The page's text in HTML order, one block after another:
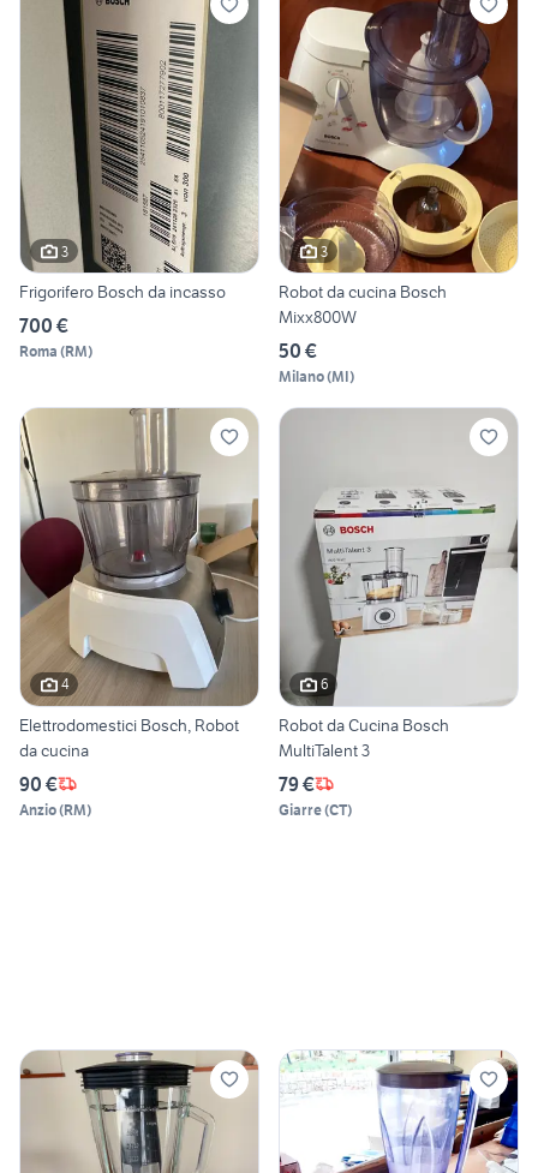
3
Frigorifero Bosch da incasso
700 €
Roma (RM)
3
Robot da cucina Bosch
Mixx800W
50 €
Milano(MI)
4
Elettrodomestici Bosch, Robot
da cucina
90 €
Anzio(RM)
6
Robot da Cucina Bosch
MultiTalent 3
79 €
Giarre(CT)